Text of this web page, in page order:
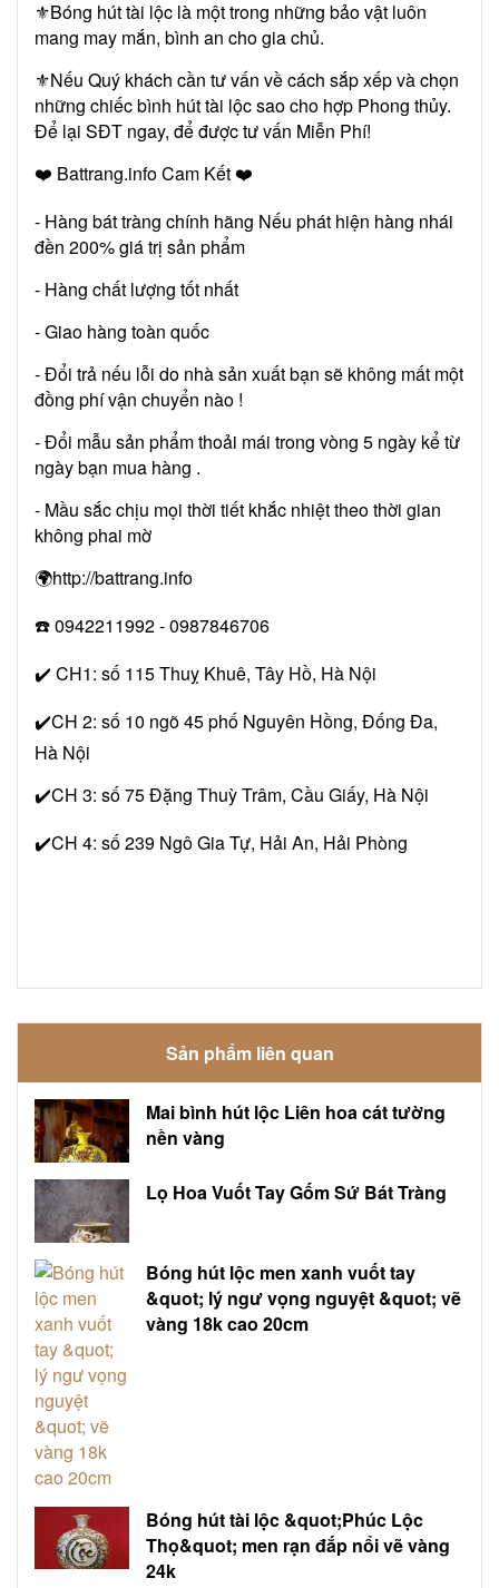
⚜️Bóng hút tài lộc là một trong những bảo vật luôn
mang may mắn, bình an cho gia chủ.
⚜️Nếu Quý khách cần tư vấn về cách sắp xếp và chọn
những chiếc bình hút tài lộc sao cho hợp Phong thủy.
Để lại SĐT ngay, để được tư vấn Miễn Phí!
❤️ Battrang.info Cam Kết ❤️
- Hàng bát tràng chính hãng Nếu phát hiện hàng nhái
đền 200% giá trị sản phẩm
- Hàng chất lượng tốt nhất
- Giao hàng toàn quốc
- Đổi trả nếu lỗi do nhà sản xuất bạn sẽ không mất một
đồng phí vận chuyển nào !
- Đổi mẫu sản phẩm thoải mái trong vòng 5 ngày kể từ
ngày bạn mua hàng .
- Mầu sắc chịu mọi thời tiết khắc nhiệt theo thời gian
không phai mờ
🌍http://battrang.info
☎️ 0942211992 - 0987846706
✔️ CH1: số 115 Thuỵ Khuê, Tây Hồ, Hà Nội
✔️CH 2: số 10 ngõ 45 phố Nguyên Hồng, Đống Đa,
Hà Nội
✔️CH 3: số 75 Đặng Thuỳ Trâm, Cầu Giấy, Hà Nội
✔️CH 4: số 239 Ngô Gia Tự, Hải An, Hải Phòng
Sản phẩm liên quan
Mai bình hút lộc Liên hoa cát tường
nền vàng
Lọ Hoa Vuốt Tay Gốm Sứ Bát Tràng
Bóng hút lộc men xanh vuốt tay
&quot; lý ngư vọng nguyệt &quot; vẽ
vàng 18k cao 20cm
Bóng hút tài lộc &quot;Phúc Lộc
Thọ&quot; men rạn đắp nổi vẽ vàng
24k